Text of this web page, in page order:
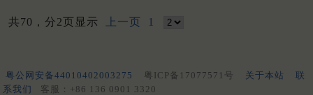
共70，分2页显示 上一页 1
粤公网安备44010402003275 粤ICP备17077571号 关于本站
联
系我们
客服：+86 136 0901 3320